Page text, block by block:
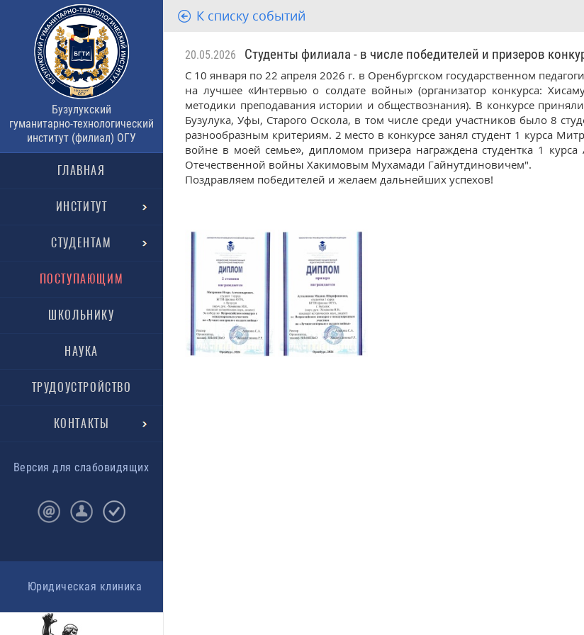
Бузулукский
гуманитарно-технологический
институт (филиал) ОГУ
ГЛАВНАЯ
ИНСТИТУТ
СТУДЕНТАМ
ПОСТУПАЮЩИМ
ШКОЛЬНИКУ
НАУКА
ТРУДОУСТРОЙСТВО
КОНТАКТЫ
Версия для слабовидящих
Юридическая клиника
К списку событий
20.05.2026 Студенты филиала - в числе победителей и призеров
С 10 января по 22 апреля 2026 г. в Оренбургском государственном
на лучшее «Интервью о солдате войны» (организатор конкурса:
методики преподавания истории и обществознания). В конкурсе
Бузулука, Уфы, Старого Оскола, в том числе среди участников было 8
разнообразным критериям. 2 место в конкурсе занял студент 1 курса
войне в моей семье», дипломом призера награждена студентка 1
Отечественной войны Хакимовым Мухамади Гайнутдиновичем".
Поздравляем победителей и желаем дальнейших успехов!